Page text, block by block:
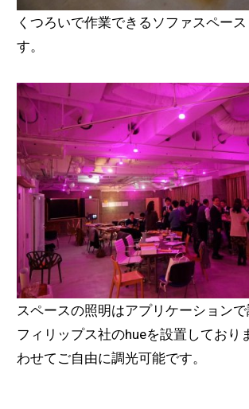
くつろいで作業できるソファスペース
す。
スペースの照明はアプリケーション
フィリップス社のhueを設置しており
わせてご自由に調光可能です。